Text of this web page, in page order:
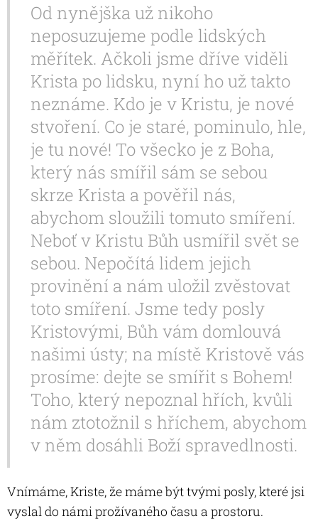
Od nynějška už nikoho
neposuzujeme podle lidských
měřítek. Ačkoli jsme dříve viděli
Krista po lidsku, nyní ho už takto
neznáme. Kdo je v Kristu, je nové
stvoření. Co je staré, pominulo, hle,
je tu nové! To všecko je z Boha,
který nás smířil sám se sebou
skrze Krista a pověřil nás,
abychom sloužili tomuto smíření.
Neboť v Kristu Bůh usmířil svět se
sebou. Nepočítá lidem jejich
provinění a nám uložil zvěstovat
toto smíření. Jsme tedy posly
Kristovými, Bůh vám domlouvá
našimi ústy; na místě Kristově vás
prosíme: dejte se smířit s Bohem!
Toho, který nepoznal hřích, kvůli
nám ztotožnil s hříchem, abychom
v něm dosáhli Boží spravedlnosti.
Vnímáme, Kriste, že máme být tvými posly, které jsi
vyslal do námi prožívaného času a prostoru.